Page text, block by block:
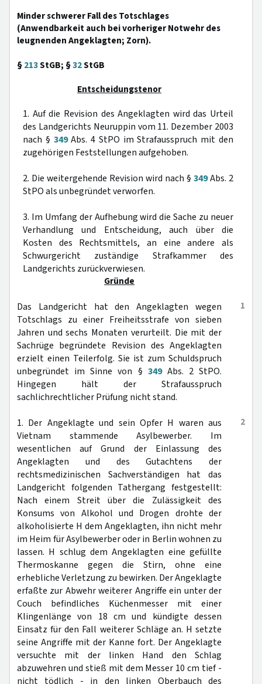
Minder schwerer Fall des Totschlages
(Anwendbarkeit auch bei vorheriger Notwehr des
leugnenden Angeklagten; Zorn).
§213StGB; §32StGB
Entscheidungstenor
1. Auf die Revision des Angeklagten wird das Urteil
des Landgerichts Neuruppin vom 11. Dezember 2003
nach § 349Abs. 4 StPO im Strafausspruch mit den
zugehörigen Feststellungen aufgehoben.
2. Die weitergehende Revision wird nach § 349Abs. 2
StPO als unbegründet verworfen.
3. Im Umfang der Aufhebung wird die Sache zu neuer
Verhandlung und Entscheidung, auch über die
Kosten des Rechtsmittels, an eine andere als
Schwurgericht zuständige Strafkammer des
Landgerichts zurückverwiesen.
Gründe
1
Das Landgericht hat den Angeklagten wegen
Totschlags zu einer Freiheitsstrafe von sieben
Jahren und sechs Monaten verurteilt. Die mit der
Sachrüge begründete Revision des Angeklagten
erzielt einen Teilerfolg. Sie ist zum Schuldspruch
unbegründet im Sinne von § 349Abs. 2 StPO.
Hingegen hält der Strafausspruch
sachlichrechtlicher Prüfung nicht stand.
2
1. Der Angeklagte und sein Opfer H waren aus
Vietnam stammende Asylbewerber. Im
wesentlichen auf Grund der Einlassung des
Angeklagten und des Gutachtens der
rechtsmedizinischen Sachverständigen hat das
Landgericht folgenden Tathergang festgestellt:
Nach einem Streit über die Zulässigkeit des
Konsums von Alkohol und Drogen drohte der
alkoholisierte H dem Angeklagten, ihn nicht mehr
im Heim für Asylbewerber oder in Berlin wohnen zu
lassen. H schlug dem Angeklagten eine gefüllte
Thermoskanne gegen die Stirn, ohne eine
erhebliche Verletzung zu bewirken. Der Angeklagte
erfaßte zur Abwehr weiterer Angriffe ein unter der
Couch befindliches Küchenmesser mit einer
Klingenlänge von 18 cm und kündigte dessen
Einsatz für den Fall weiterer Schläge an. H setzte
seine Angriffe mit der Kanne fort. Der Angeklagte
versuchte mit der linken Hand den Schlag
abzuwehren und stieß mit dem Messer 10 cm tief -
nicht tödlich - in den linken Oberbauch des